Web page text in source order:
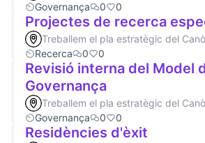
Governança
0 0
Projectes de recerca
Treballem el pla estratègic del
Recerca
0 0
Revisió interna del Model
Governança
Treballem el pla estratègic del
Governança
0 0
Residències d'èxit